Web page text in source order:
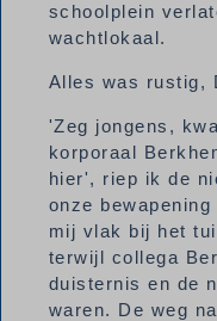
schoolplein
wachtlokaal.
Alles was rustig,
'Zeg jongens,
korporaal
hier', riep ik de
onze
mij vlak bij het
terwijl collega
duisternis en de
waren. De weg